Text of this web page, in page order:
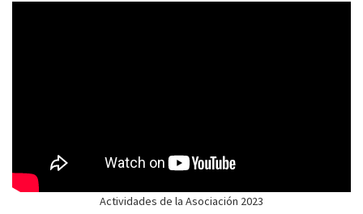
Actividades de la Asociación 2023